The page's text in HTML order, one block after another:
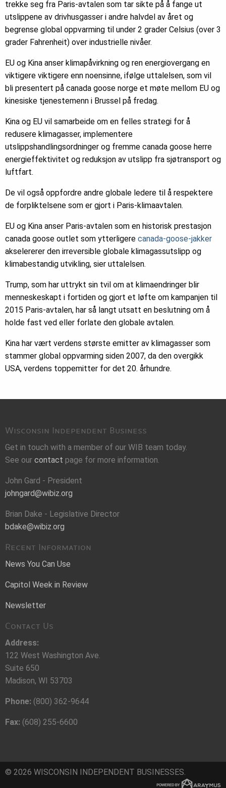
trekke seg fra Paris-avtalen som tar sikte på å fange ut
utslippene av drivhusgasser i andre halvdel av året og
begrense global oppvarming til under 2 grader Celsius (over 3
grader Fahrenheit) over industrielle nivåer.
EU og Kina anser klimapåvirkning og ren energiovergang en
viktigere viktigere enn noensinne, ifølge uttalelsen, som vil
bli presentert på canada goose norge et møte mellom EU og
kinesiske tjenestemenn i Brussel på fredag.
Kina og EU vil samarbeide om en felles strategi for å
redusere klimagasser, implementere
utslippshandlingsordninger og fremme canada goose herre
energieffektivitet og reduksjon av utslipp fra sjøtransport og
luftfart.
De vil også oppfordre andre globale ledere til å respektere
de forpliktelsene som er gjort i Paris-klimaavtalen.
EU og Kina anser Paris-avtalen som en historisk prestasjon
canada goose outlet som ytterligere canada-goose-jakker
akselererer den irreversible globale klimagassutslipp og
klimabestandig utvikling, sier uttalelsen.
Trump, som har uttrykt sin tvil om at klimaendringer blir
menneskeskapt i fortiden og gjort et løfte om kampanjen til
2015 Paris-avtalen, har så langt utsatt en beslutning om å
holde fast ved eller forlate den globale avtalen.
Kina har vært verdens største emitter av klimagasser som
stammer global oppvarming siden 2007, da den overgikk
USA, verdens toppemitter for det 20. århundre.
Wisconsin Independent Business
Get in touch with a member of our WIB team today.
See our contact page for more information.
John Gard - President
johngard@wibiz.org
Brian Dake - Legislative Director
bdake@wibiz.org
Recent Information
News You Can Use
Capitol Week in Review
Newsletter
Contact Us
Address:
122 West Washington Ave.
Suite 650
Madison, WI 53703
Phone: (800) 362-9644
Fax: (608) 255-6600
© 2026 WISCONSIN INDEPENDENT BUSINESSES.